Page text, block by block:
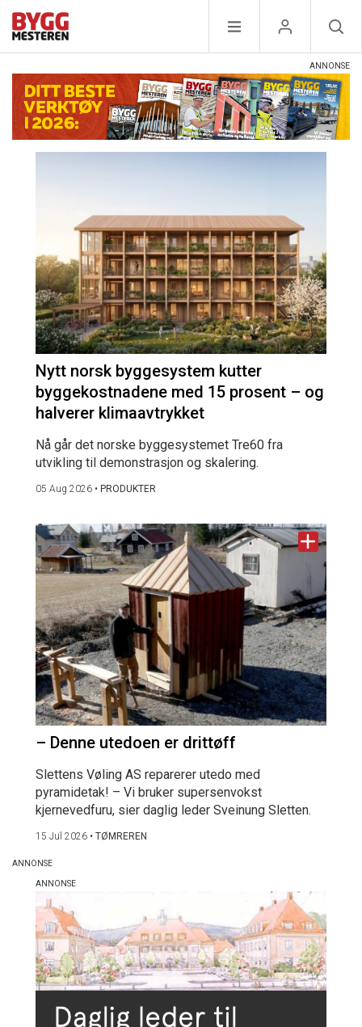
Nytt norsk byggesystem kutter
byggekostnadene med 15 prosent – og
halverer klimaavtrykket
Nå går det norske byggesystemet Tre60 fra
utvikling til demonstrasjon og skalering.
05 Aug 2026 • PRODUKTER
– Denne utedoen er drittøff
Slettens Vøling AS reparerer utedo med
pyramidetak! – Vi bruker supersenvokst
kjernevedfuru, sier daglig leder Sveinung Sletten.
15 Jul 2026 • TØMREREN